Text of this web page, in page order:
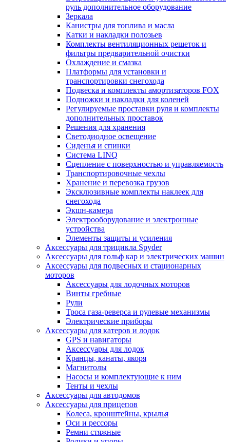
руль дополнительное оборудование
Зеркала
Канистры для топлива и масла
Катки и накладки полозьев
Комплекты вентиляционных решеток и
фильтры предварительной очистки
Охлаждение и смазка
Платформы для установки и
транспортировки снегохода
Подвеска и комплекты амортизаторов FOX
Подножки и накладки для коленей
Регулируемые проставки руля и комплекты
дополнительных проставок
Решения для хранения
Светодиодное освещение
Сиденья и спинки
Система LINQ
Сцепление с поверхностью и управляемость
Транспортировочные чехлы
Хранение и перевозка грузов
Эксклюзивные комплекты наклеек для
снегохода
Экшн-камера
Электрооборудование и электронные
устройства
Элементы защиты и усиления
Аксессуары для трицикла Spyder
Аксессуары для гольф кар и электрических машин
Аксессуары для подвесных и стационарных
моторов
Аксессуары для лодочных моторов
Винты гребные
Рули
Троса газа-реверса и рулевые механизмы
Электрические приборы
Аксессуары для катеров и лодок
GPS и навигаторы
Аксессуары для лодок
Кранцы, канаты, якоря
Магнитолы
Насосы и комплектующие к ним
Тенты и чехлы
Аксессуары для автодомов
Аксессуары для прицепов
Колеса, кронштейны, крылья
Оси и рессоры
Ремни стяжные